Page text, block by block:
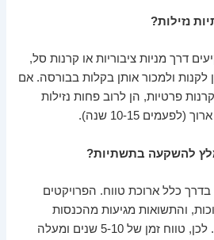
נזילות?
דרך מניות ציבוריות או קרנות סל,
לקנות ולמכור אותן בקלות בבורסה. אם
פרטיות, הן לרוב פחות נזילות
10-15 שנה).
להשקעה בתשתיות?
כלל ארוכת טווח. הפרויקטים
והתשואות מגיעות מהכנסות
קבועות ויציבות לאורך זמן. לכן, טווח זמן של 5-10 שנים ומעלה